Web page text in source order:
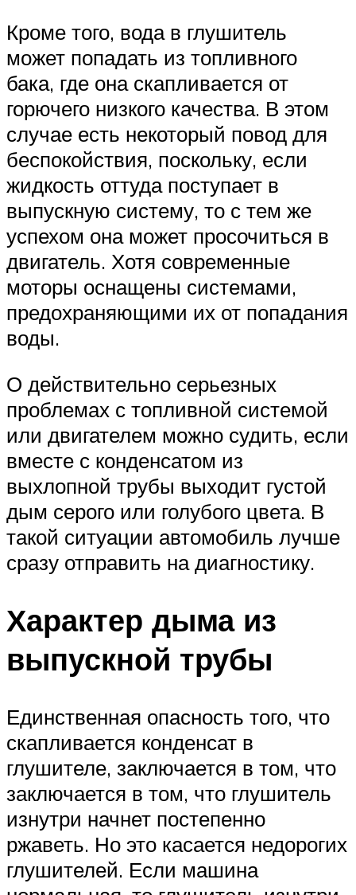
Кроме того, вода в глушитель
может попадать из топливного
бака, где она скапливается от
горючего низкого качества. В этом
случае есть некоторый повод для
беспокойствия, поскольку, если
жидкость оттуда поступает в
выпускную систему, то с тем же
успехом она может просочиться в
двигатель. Хотя современные
моторы оснащены системами,
предохраняющими их от попадания
воды.
О действительно серьезных
проблемах с топливной системой
или двигателем можно судить, если
вместе с конденсатом из
выхлопной трубы выходит густой
дым серого или голубого цвета. В
такой ситуации автомобиль лучше
сразу отправить на диагностику.
Характер дыма из
выпускной трубы
Единственная опасность того, что
скапливается конденсат в
глушителе, заключается в том, что
заключается в том, что глушитель
изнутри начнет постепенно
ржаветь. Но это касается недорогих
глушителей. Если машина